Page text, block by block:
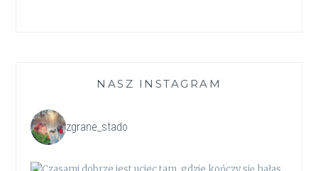
NASZ INSTAGRAM
zgrane_stado